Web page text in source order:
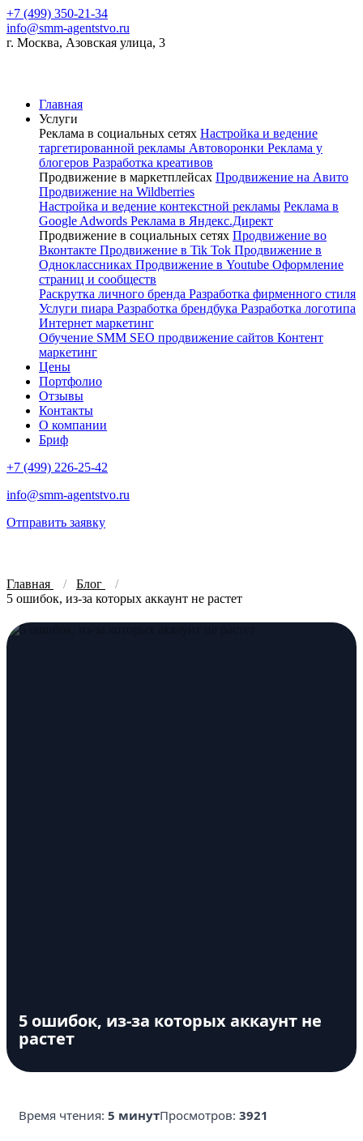
+7 (499) 350-21-34
info@smm-agentstvo.ru
г. Москва, Азовская улица, 3
Главная
Услуги
Реклама в социальных сетях Настройка и ведение
таргетированной рекламы Автоворонки Реклама у
блогеров Разработка креативов
Продвижение в маркетплейсах Продвижение на Авито
Продвижение на Wildberries
Настройка и ведение контекстной рекламы Реклама в
Google Adwords Реклама в Яндекс.Директ
Продвижение в социальных сетях Продвижение во
Вконтакте Продвижение в Tik Tok Продвижение в
Одноклассниках Продвижение в Youtube Оформление
страниц и сообществ
Раскрутка личного бренда Разработка фирменного стиля
Услуги пиара Разработка брендбука Разработка логотипа
Интернет маркетинг
Обучение SMM SEO продвижение сайтов Контент
маркетинг
Цены
Портфолио
Отзывы
Контакты
О компании
Бриф
+7 (499) 226-25-42
info@smm-agentstvo.ru
Отправить заявку
Главная
Блог
5 ошибок, из-за которых аккаунт не растет
5 ошибок, из-за которых аккаунт не
растет
Время чтения: 5 минутПросмотров: 3921